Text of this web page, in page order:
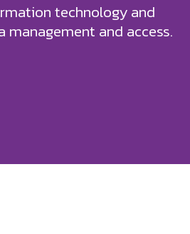
technology and
and access.